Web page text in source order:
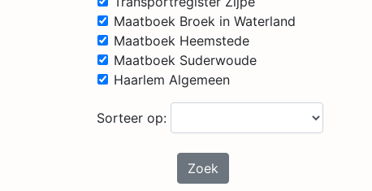
Maatboek Broek in Waterland
Maatboek Heemstede
Maatboek Suderwoude
Haarlem Algemeen
Sorteer op:
Zoek